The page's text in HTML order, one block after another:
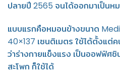
ปลายปี 2565 จนได้ออกมาเป็นห
แบบแรกคือหมอนข้างขนาด
40×137 เซนติเมตร ใช้ได้ตั้งแต่
ว่าร่างกายแข็งแรง เป็นออฟฟิศ
สะโพก ก็ใช้ได้